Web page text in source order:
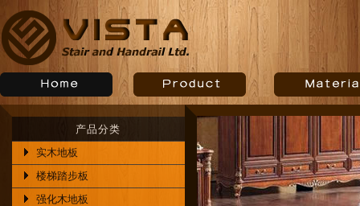
产品分类
实木地板
楼梯踏步板
强化木地板